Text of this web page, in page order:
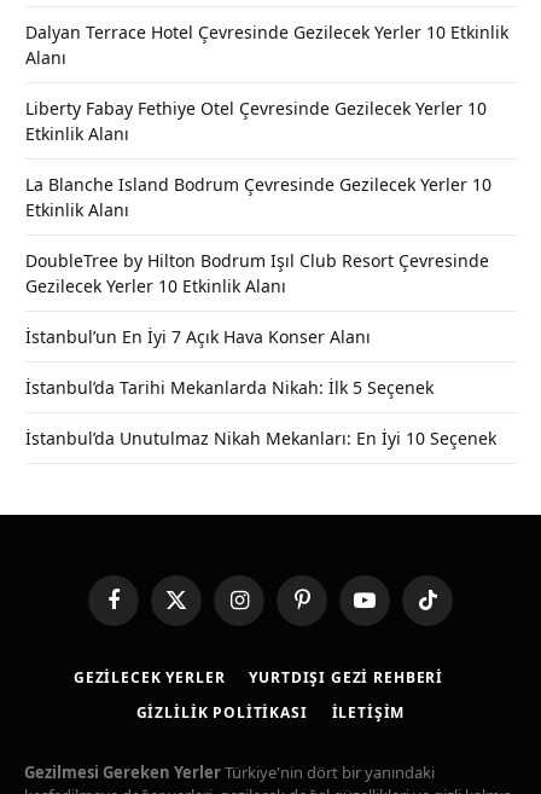
Dalyan Terrace Hotel Çevresinde Gezilecek Yerler 10 Etkinlik
Alanı
Liberty Fabay Fethiye Otel Çevresinde Gezilecek Yerler 10
Etkinlik Alanı
La Blanche Island Bodrum Çevresinde Gezilecek Yerler 10
Etkinlik Alanı
DoubleTree by Hilton Bodrum Işıl Club Resort Çevresinde
Gezilecek Yerler 10 Etkinlik Alanı
İstanbul’un En İyi 7 Açık Hava Konser Alanı
İstanbul’da Tarihi Mekanlarda Nikah: İlk 5 Seçenek
İstanbul’da Unutulmaz Nikah Mekanları: En İyi 10 Seçenek
FacebookX
(Twitter)
InstagramPinterestYouTubeTikTok
GEZILECEK YERLER
YURTDIŞI GEZI REHBERI
GIZLILIK POLITIKASI
İLETIŞIM
Gezilmesi Gereken YerlerTürkiye'nin dört bir yanındaki